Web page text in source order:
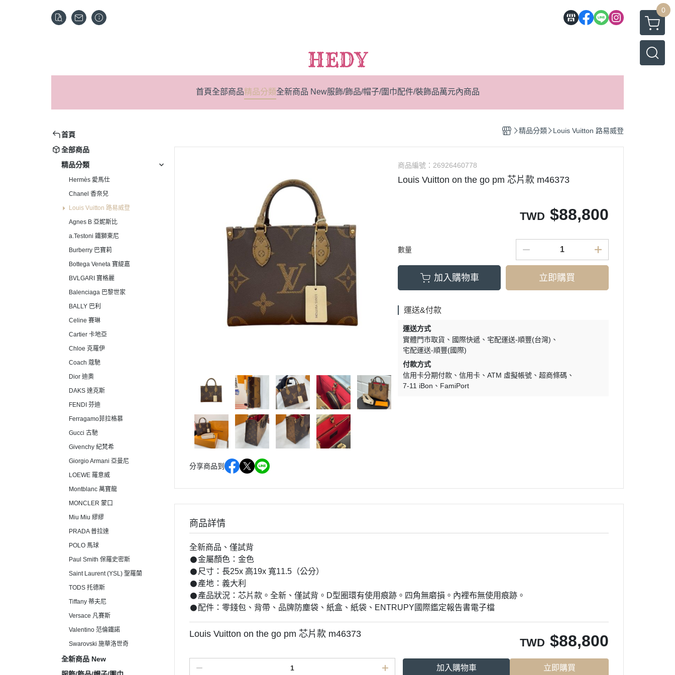
0
HEDY
首頁全部商品精品分類全新商品 New服飾/飾品/帽子/圍巾配件/裝飾品萬元內商品
首頁
全部商品
精品分類
Hermès 愛馬仕
Chanel 香奈兒
Louis Vuitton 路易威登
Agnes B 亞妮斯比
a.Testoni 鐵獅東尼
Burberry 巴寶莉
Bottega Veneta 寶緹嘉
BVLGARI 寶格麗
Balenciaga 巴黎世家
BALLY 巴利
Celine 賽琳
Cartier 卡地亞
Chloe 克羅伊
Coach 蔻馳
Dior 迪奧
DAKS 達克斯
FENDI 芬迪
Ferragamo菲拉格慕
Gucci 古馳
Givenchy 紀梵希
Giorgio Armani 亞曼尼
LOEWE 羅意威
Montblanc 萬寶龍
MONCLER 蒙口
Miu Miu 繆繆
PRADA 普拉達
POLO 馬球
Paul Smith 保羅史密斯
Saint Laurent (YSL) 聖羅蘭
TODS 托德斯
Tiffany 蒂夫尼
Versace 凡賽斯
Valentino 范倫鐵諾
Swarovski 施華洛世奇
全新商品 New
精品分類 Louis Vuitton 路易威登
分享商品到
商品編號： 26926460778
Louis Vuitton on the go pm 芯片款 m46373
TWD $88,800
數量
加入購物車 立即購買
運送&付款
運送方式
實體門市取貨
國際快遞
宅配運送-順豐(台灣)
宅配運送-順豐(國際)
付款方式
信用卡分期付款
信用卡 ATM 虛擬帳號
超商條碼
7-11 iBon
FamiPort
商品詳情
全新商品、僅試背
𒊹︎金屬顏色：金色
𒊹︎尺寸：長25x 高19x 寬11.5（公分）
𒊹︎產地：義大利
𒊹︎產品狀況：芯片款。全新、僅試背。D型圈環有使用痕跡。四角無磨損。內裡布無使用痕跡。
𒊹︎配件：零錢包、背帶、品牌防塵袋、紙盒、紙袋、ENTRUPY國際鑑定報告書電子檔
Louis Vuitton on the go pm 芯片款 m46373
TWD $88,800
加入購物車 立即購買